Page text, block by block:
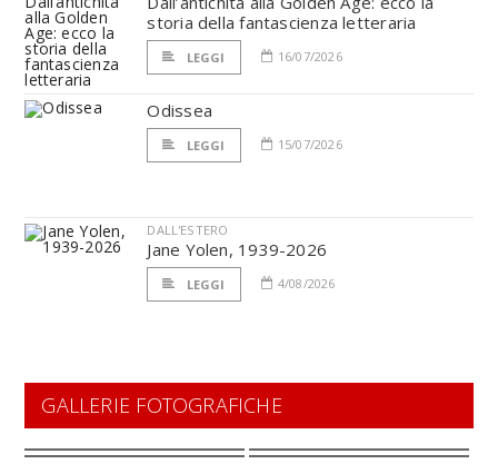
storia della fantascienza letteraria
LEGGI 16/07/2026
Odissea
LEGGI 15/07/2026
DALL'ESTERO
Jane Yolen, 1939-2026
LEGGI 4/08/2026
GALLERIE FOTOGRAFICHE